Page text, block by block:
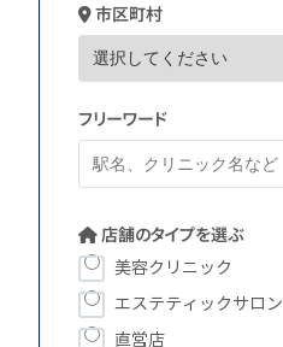
市区町村
フリーワード
店舗のタイプを選ぶ
美容クリニック
エステティックサロン
直営店